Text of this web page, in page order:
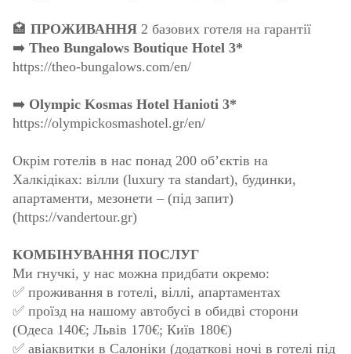
🏩 ПРОЖИВАННЯ 2 базових готеля на гарантії
➡️ Theo Bungalows Boutique Hotel 3*
https://theo-bungalows.com/en/
➡️ Olympic Kosmas Hotel Hanioti 3*
https://olympickosmashotel.gr/en/
Окрім готелів в нас понад 200 об’єктів на
Халкідіках: вілли (luxury та standart), будинки,
апартаменти, мезонети – (під запит)
(https://vandertour.gr)
КОМБІНУВАННЯ ПОСЛУГ
Ми гнучкі, у нас можна придбати окремо:
✅ проживання в готелі, віллі, апартаментах
✅ проїзд на нашому автобусі в обидві сторони
(Одеса 140€; Львів 170€; Київ 180€)
✅ авіаквитки в Салоніки (додаткові ночі в готелі під